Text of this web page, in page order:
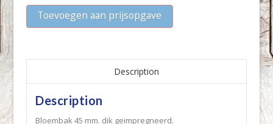
geimpregneerd.
Toevoegen aan prijsopgave
Description
Description
Bloembak 45 mm. dik geimpregneerd.